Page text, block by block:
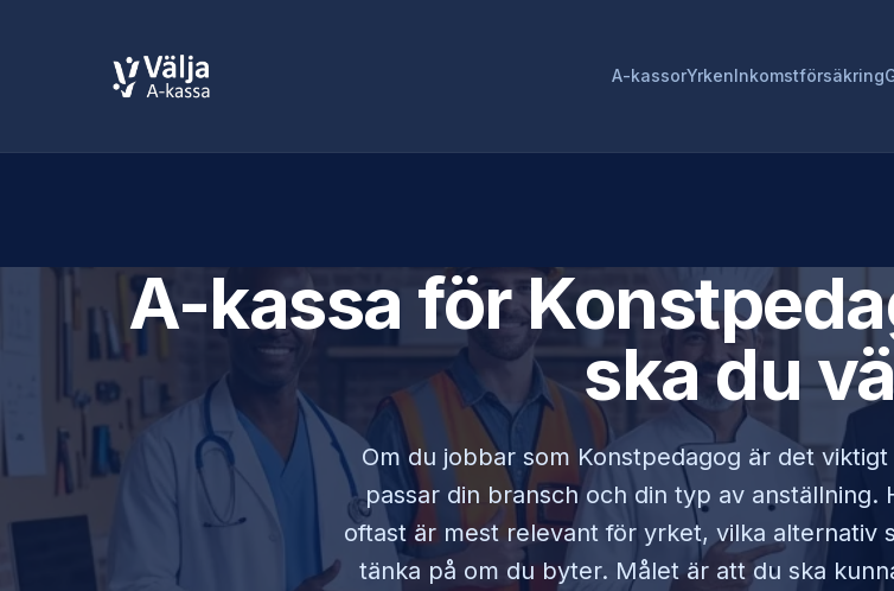
A-kassorYrkenInkomstförsäkring
A-kassa för
ska du
Om du jobbar som Konstpedagog är det viktigt
passar din bransch och din typ av anställning.
oftast är mest relevant för yrket, vilka alternativ
tänka på om du byter. Målet är att du ska